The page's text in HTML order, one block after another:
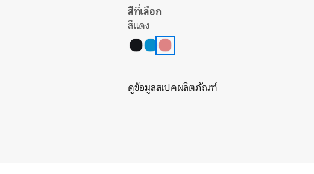
สีที่เลือก
สีแดง
ดูข้อมูลสเปคผลิตภัณฑ์